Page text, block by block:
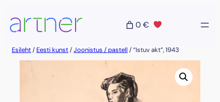
sisu
juurde
0 €
Esileht/ Eesti kunst/Joonistus / pastell / “Istuv akt”, 1943